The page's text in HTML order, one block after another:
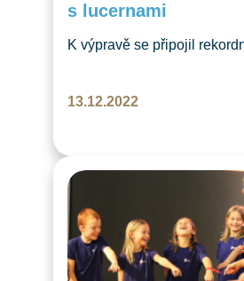
s lucernami
K výpravě se připojil
13.12.2022